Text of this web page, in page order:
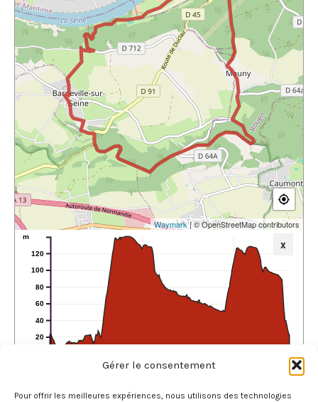
Gérer le consentement
Pour offrir les meilleures expériences, nous utilisons des technologies
Waymark| © OpenStreetMap contributors
x
km
20
40
60
80
100
120
m
Min. Elevation:
3.40 m
Total Ascent: Total Descent: 292 m